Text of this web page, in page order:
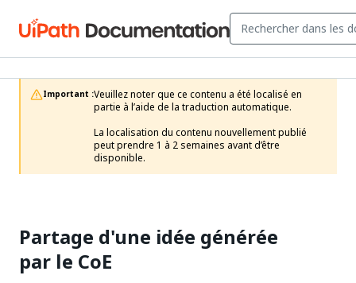
Important :Veuillez noter que ce contenu a été localisé en
partie à l’aide de la traduction automatique.
La localisation du contenu nouvellement publié
peut prendre 1 à 2 semaines avant d’être
disponible.
Partage d'une idée générée
par le CoE